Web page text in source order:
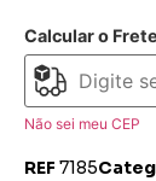
Calcular o Frete
Não sei meu CEP
REF 7185